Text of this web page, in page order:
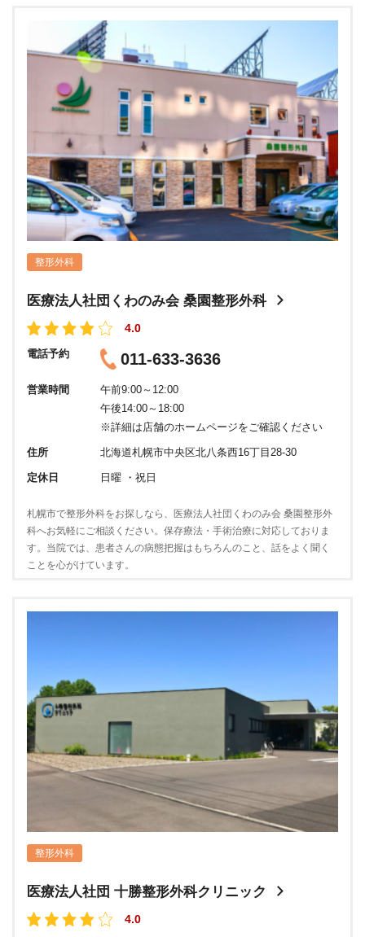
整形外科
医療法人社団くわのみ会 桑園整形外科
4.0
電話予約 011-633-3636
営業時間
午前9:00～12:00
午後14:00～18:00
※詳細は店舗のホームページをご確認ください
住所 北海道札幌市中央区北八条西16丁目28-30
定休日 日曜 ・祝日
札幌市で整形外科をお探しなら、医療法人社団くわのみ会 桑園整形外
科へお気軽にご相談ください。保存療法・手術治療に対応しておりま
す。当院では、患者さんの病態把握はもちろんのこと、話をよく聞く
ことを心がけています。
整形外科
医療法人社団 十勝整形外科クリニック
4.0